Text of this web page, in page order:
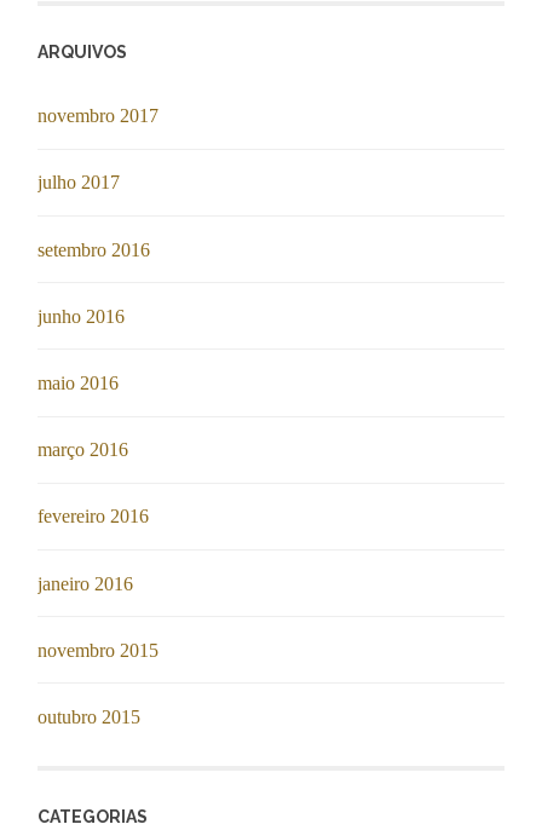
ARQUIVOS
novembro 2017
julho 2017
setembro 2016
junho 2016
maio 2016
março 2016
fevereiro 2016
janeiro 2016
novembro 2015
outubro 2015
CATEGORIAS